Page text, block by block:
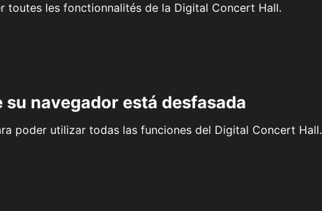
les fonctionnalités de la Digital Concert Hall.
navegador está desfasada
poder utilizar todas las funciones del Digital Concert Hall.